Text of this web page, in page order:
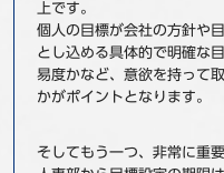
上です。
個人の目標が会社の方針や
とし込める具体的で明確な
易度かなど、意欲を持って
かがポイントとなります。
そしてもう一つ、非常に重